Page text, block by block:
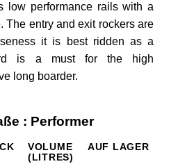
low performance rails with a
The entry and exit rockers are
it is best ridden as a
is a must for the high
long boarder.
: Performer
VOLUME
(LITRES)
AUF LAGER